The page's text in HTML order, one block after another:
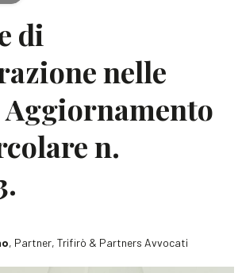
di
nelle
Aggiornamento
n.
, Partner, Trifirò & Partners Avvocati